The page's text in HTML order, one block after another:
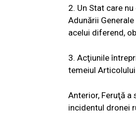
2. Un Stat care
Adunării
acelui diferend,
3. Acţiunile
temeiul
Anterior, Feruţă a
incidentul dronei